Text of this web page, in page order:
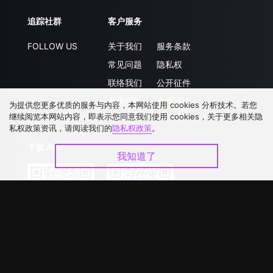
追踪社群
FOLLOW US
客户服务
关于我们
常见问题
联络我们
升级VIP
服务条款
隐私权
公开征件
合作洽談
下载 APP
为提供您更多优质的服务与内容，本网站使用 cookies 分析技术。若您
继续阅览本网站内容，即表示您同意我们使用 cookies，关于更多相关隐
私权政策资讯，请阅读我们的隐私权政策。
我知道了